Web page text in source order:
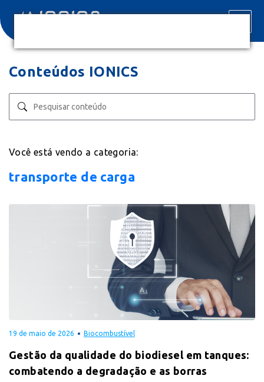
Conteúdos IONICS
Você está vendo a categoria:
transporte de carga
19 de maio de 2026 Biocombustível
Gestão da qualidade do biodiesel em tanques:
combatendo a degradação e as borras